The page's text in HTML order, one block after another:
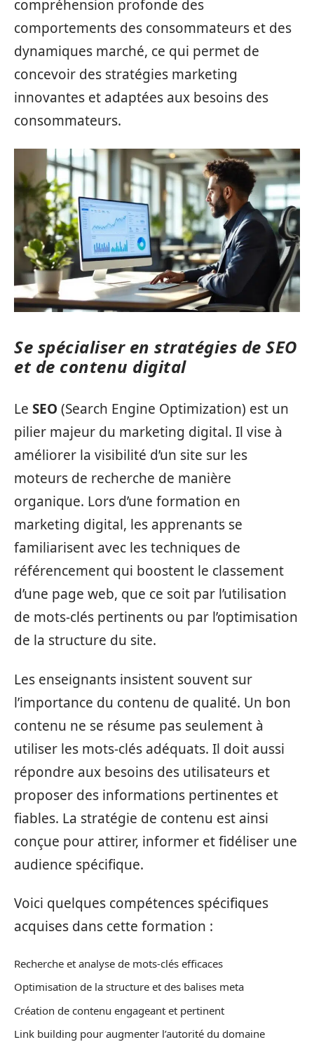
compréhension profonde des
comportements des consommateurs et des
dynamiques marché, ce qui permet de
concevoir des stratégies marketing
innovantes et adaptées aux besoins des
consommateurs.
Se spécialiser en stratégies de SEO
et de contenu digital
Le SEO (Search Engine Optimization) est un
pilier majeur du marketing digital. Il vise à
améliorer la visibilité d’un site sur les
moteurs de recherche de manière
organique. Lors d’une formation en
marketing digital, les apprenants se
familiarisent avec les techniques de
référencement qui boostent le classement
d’une page web, que ce soit par l’utilisation
de mots-clés pertinents ou par l’optimisation
de la structure du site.
Les enseignants insistent souvent sur
l’importance du contenu de qualité. Un bon
contenu ne se résume pas seulement à
utiliser les mots-clés adéquats. Il doit aussi
répondre aux besoins des utilisateurs et
proposer des informations pertinentes et
fiables. La stratégie de contenu est ainsi
conçue pour attirer, informer et fidéliser une
audience spécifique.
Voici quelques compétences spécifiques
acquises dans cette formation :
Recherche et analyse de mots-clés efficaces
Optimisation de la structure et des balises meta
Création de contenu engageant et pertinent
Link building pour augmenter l’autorité du domaine